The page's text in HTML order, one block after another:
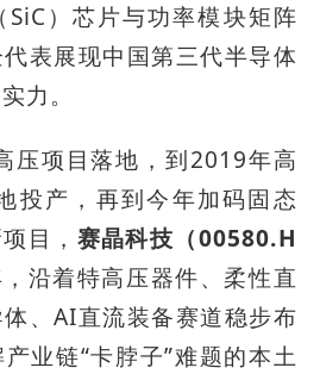
）芯片与功率模块矩阵
表展现中国第三代半导体
力。
压项目落地，到2019年高
投产，再到今年加码固态
目， 赛晶科技（00580.H
沿着特高压器件、柔性直
、AI直流装备赛道稳步布
业链“卡脖子”难题的本土